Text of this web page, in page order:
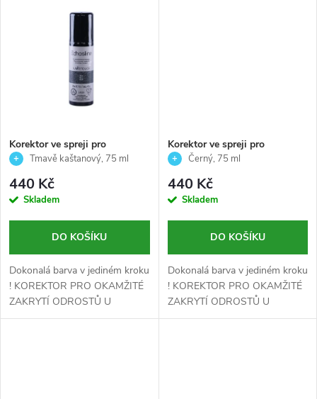
několika sekund pokryje
rovnoměrně bílé vlasy.
Korektor ve spreji pro
okamžité zakrytí odrostů -
Echosline - 75 ml
Tmavě kaštanový, 75 ml
440 Kč
Skladem
DO KOŠÍKU
Dokonalá barva v jediném kroku
! KOREKTOR PRO OKAMŽITÉ
ZAKRYTÍ ODROSTŮ U
KOŘÍNKŮ.
Korektor ve spreji pro
okamžité zakrytí odrostů -
Černý, 75 ml
440 Kč
Skladem
DO KOŠÍKU
Dokonalá barva v jediném kroku
! KOREKTOR PRO OKAMŽITÉ
ZAKRYTÍ ODROSTŮ U
KOŘÍNKŮ.